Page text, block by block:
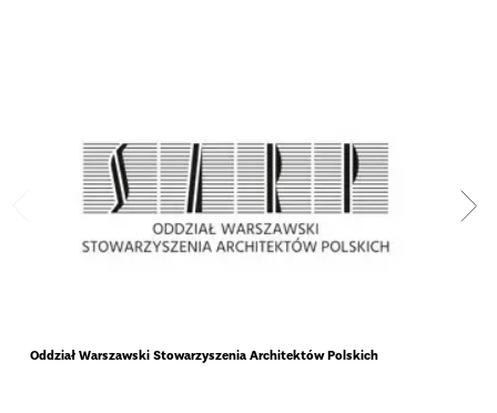
Oddział Warszawski Stowarzyszenia Architektów Polskich